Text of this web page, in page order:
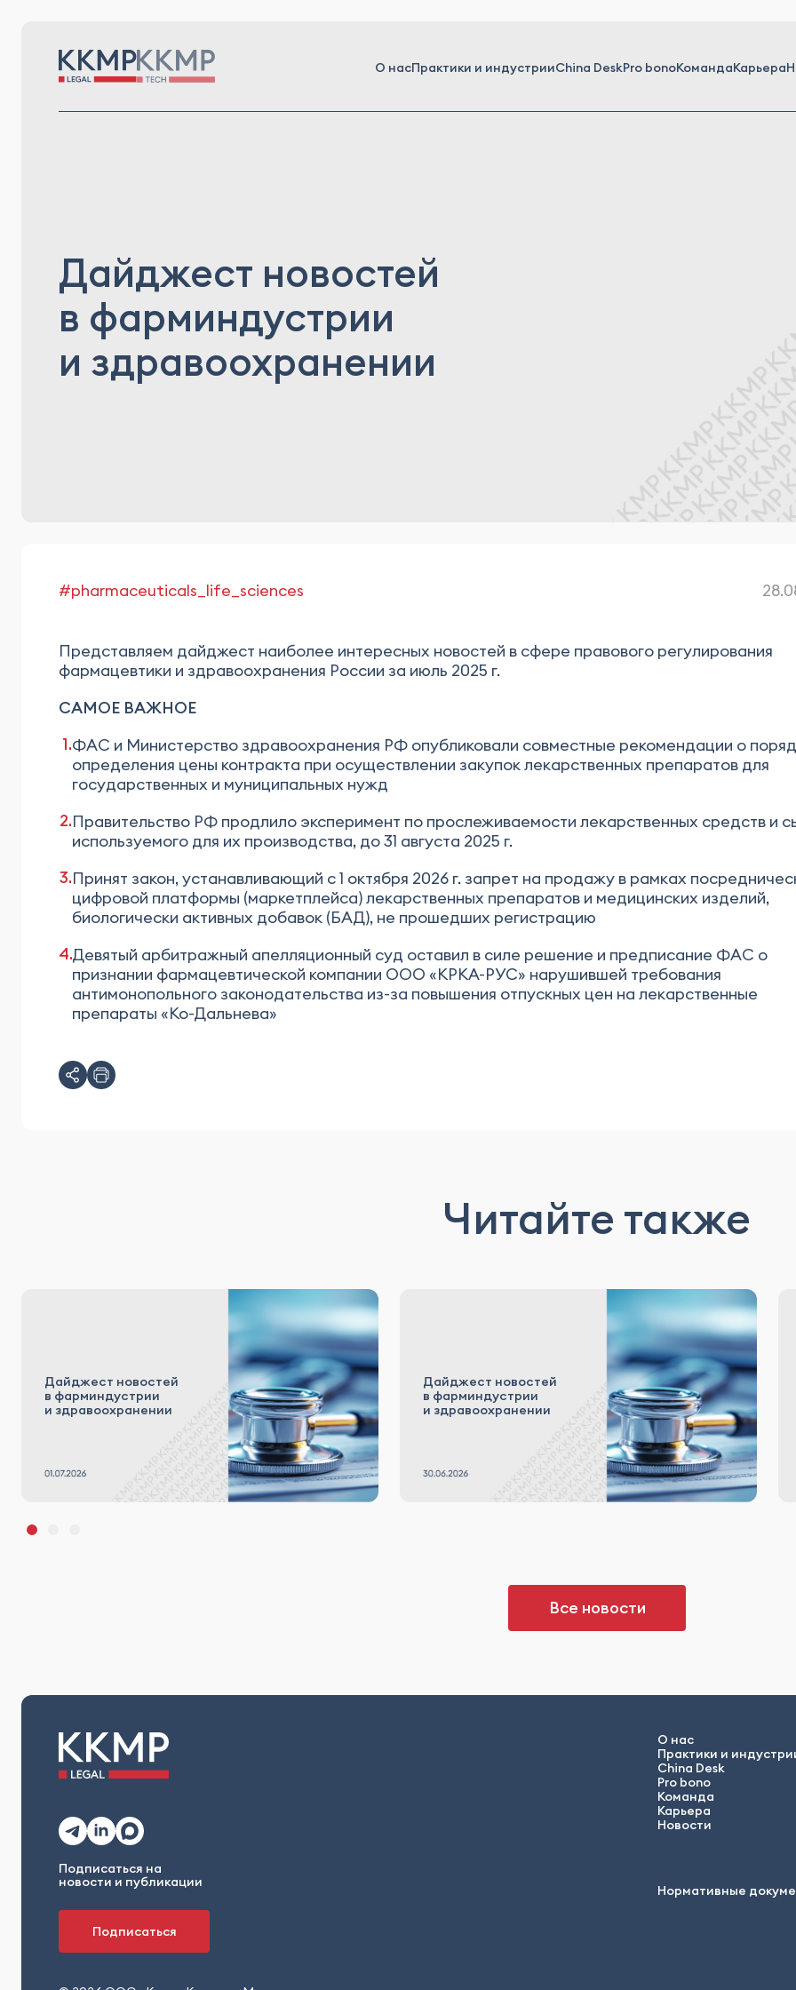
О насПрактики и индустрииChina DeskPro bonoКомандаКарьера
Дайджест новостей
в фарминдустрии
и здравоохранении
#pharmaceuticals_life_sciences
Представляем дайджест наиболее интересных новостей в сфере правового регулирования
фармацевтики и здравоохранения России за июль 2025 г.
САМОЕ ВАЖНОЕ
ФАС и Министерство здравоохранения РФ опубликовали совместные рекомендации о
определения цены контракта при осуществлении закупок лекарственных препаратов для
государственных и муниципальных нужд
Правительство РФ продлило эксперимент по прослеживаемости лекарственных средств и
используемого для их производства, до 31 августа 2025 г.
Принят закон, устанавливающий с 1 октября 2026 г. запрет на продажу в рамках
цифровой платформы (маркетплейса) лекарственных препаратов и медицинских изделий,
биологически активных добавок (БАД), не прошедших регистрацию
Девятый арбитражный апелляционный суд оставил в силе решение и предписание ФАС о
признании фармацевтической компании ООО «КРКА-РУС» нарушившей требования
антимонопольного законодательства из-за повышения отпускных цен на лекарственные
препараты «Ко-Дальнева»
Читайте также
Дайджест новостей
в фарминдустрии
и здравоохранении
Дайджест новостей
в фарминдустрии
и здравоохранении
Все новости
Подписаться на
новости и публикации
Подписаться
О нас
Практики и
China Desk
Pro bono
Команда
Карьера
Новости
Нормативные